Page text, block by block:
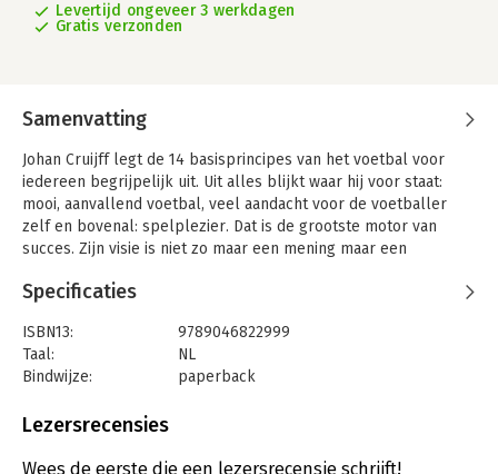
Levertijd ongeveer 3 werkdagen
Gratis verzonden
Samenvatting
Johan Cruijff legt de 14 basisprincipes van het voetbal voor
iedereen begrijpelijk uit. Uit alles blijkt waar hij voor staat:
mooi, aanvallend voetbal, veel aandacht voor de voetballer
zelf en bovenal: spelplezier. Dat is de grootste motor van
succes. Zijn visie is niet zo maar een mening maar een
hoogste niveau. Een visie waarmee hij zichzelf en veel andere
elke dag aan wordt gerefereerd.
Johan Cruijff – Mijn voetbal is een geheel herziene heruitgave
vormgegeven in de lijn van de autobiografie Johan Cruijff - Mijn
Specificaties
ISBN13:
9789046822999
Taal:
NL
Bindwijze:
paperback
Uitgever:
Verschijningsdatum:
19-9-2017
Lezersrecensies
Wees de eerste die een lezersrecensie schrijft!